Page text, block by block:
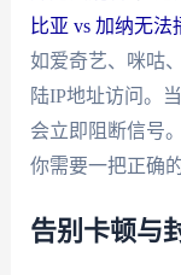
比亚 vs 加纳无法
如爱奇艺、咪咕
陆IP地址访问。
会立即阻断信号
你需要一把正确
告别卡顿与